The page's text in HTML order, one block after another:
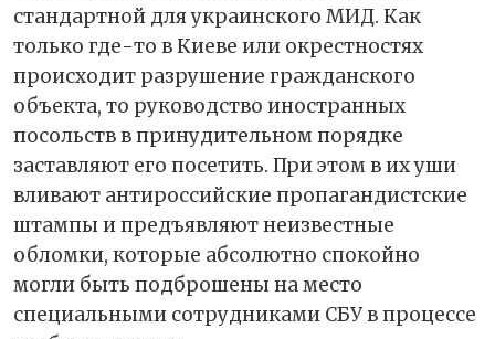
стандартной для украинского МИД. Как
только где-то в Киеве или окрестностях
происходит разрушение гражданского
объекта, то руководство иностранных
посольств в принудительном порядке
заставляют его посетить. При этом в их уши
вливают антироссийские пропагандистские
штампы и предъявляют неизвестные
обломки, которые абсолютно спокойно
могли быть подброшены на место
специальными сотрудниками СБУ в процессе